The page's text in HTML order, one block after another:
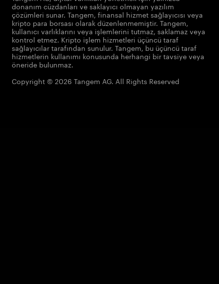
donanım cüzdanları ve saklayıcı olmayan yazılım
çözümleri sunar. Tangem, finansal hizmet sağlayıcısı veya
kripto para borsası olarak düzenlenmemiştir. Tangem,
kullanıcı varlıklarını veya işlemlerini tutmaz, saklamaz veya
kontrol etmez. Kripto işlem hizmetleri üçüncü taraf
sağlayıcılar tarafından sunulur. Tangem, bu üçüncü taraf
hizmetlerin kullanımı konusunda herhangi bir tavsiye veya
öneride bulunmaz.